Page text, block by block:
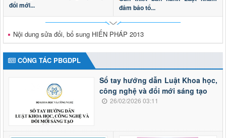
đổi mới...
đảm bảo tổ...
Nội dung sửa đổi, bổ sung HIẾN PHÁP 2013
CÔNG TÁC PBGDPL
Sổ tay hướng dẫn Luật Khoa học,
công nghệ và đổi mới sáng tạo
26/02/2026 03:11